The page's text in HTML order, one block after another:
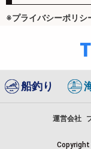
※プライバシーポリシ
船釣り
運営会社